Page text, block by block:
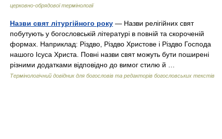
церковно-обрядової термінології
Назви свят літургійного року — Назви релігійних свят
побутують у богословській літературі в повній та скороченій
формах. Наприклад: Різдво, Різдво Христове і Різдво Господа
нашого Ісуса Христа. Повні назви свят можуть бути поширені
різними додатками відповідно до вимог стилю й …
Термінологічний довідник для богословів та редакторів богословських текстів